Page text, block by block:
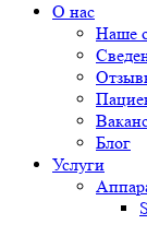
О нас
Наше
Блог
Услуги